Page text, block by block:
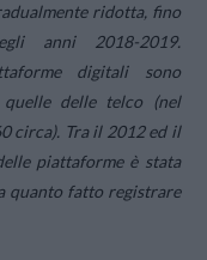
ridotta, fino
anni 2018-2019.
digitali sono
delle telco (nel
circa). Tra il 2012 ed il
piattaforme è stata
quanto fatto registrare